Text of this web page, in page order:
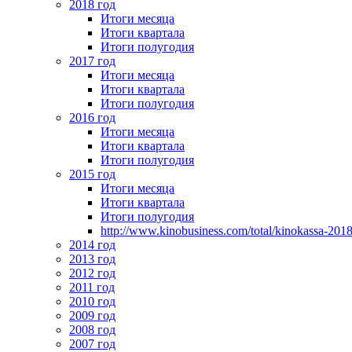
2018 год
Итоги месяца
Итоги квартала
Итоги полугодия
2017 год
Итоги месяца
Итоги квартала
Итоги полугодия
2016 год
Итоги месяца
Итоги квартала
Итоги полугодия
2015 год
Итоги месяца
Итоги квартала
Итоги полугодия
http://www.kinobusiness.com/total/kinokassa-
2014 год
2013 год
2012 год
2011 год
2010 год
2009 год
2008 год
2007 год